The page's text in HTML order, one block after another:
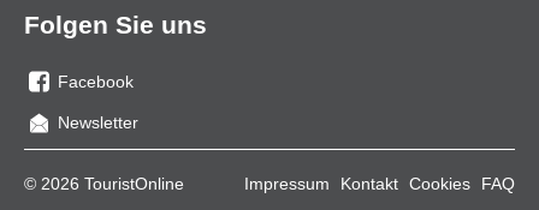
Folgen Sie uns
Sie
uns
Facebook
Facebook
Newsletter
© 2026 TouristOnline Impressum Kontakt Cookies FAQ